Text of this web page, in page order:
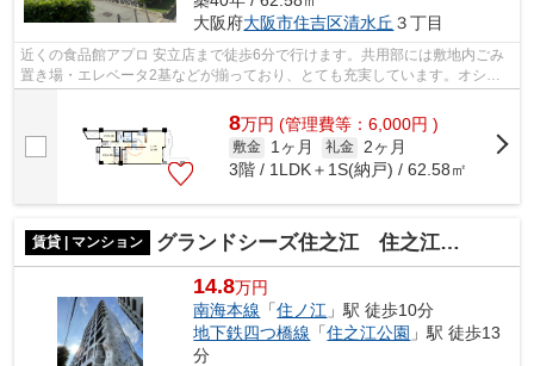
大阪府大阪市住吉区清水丘 ３丁目
近くの食品館アプロ 安立店まで徒歩6分で行けます。共用部には敷地内ごみ
置き場・エレベータ2基などが揃っており、とても充実しています。オシャ
レな外観タイル張りは、とてもニーズが...
8万円 (管理費等：6,000円 )
敷金 1ヶ月 礼金 2ヶ月
3階 / 1LDK＋1S(納戸) / 62.58㎡
賃貸 | マンション グランドシーズ住之江 住之江小学校
14.8万円
南海本線 「住ノ江 」駅 徒歩10分
地下鉄四つ橋線 「住之江公園 」駅 徒歩13
分